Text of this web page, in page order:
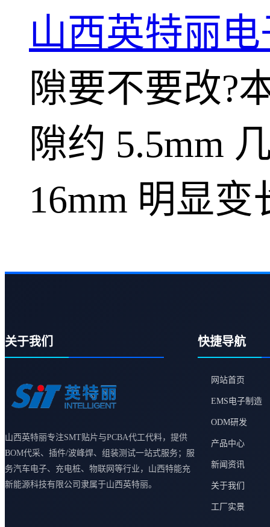
山西英特丽电
隙要不要改?
隙约 5.5mm
16mm 明显变
关于我们
山西英特丽专注SMT贴片与PCBA代工代料，提供
BOM代采、插件/波峰焊、组装测试一站式服务；服
务汽车电子、充电桩、物联网等行业，山西特能充
新能源科技有限公司隶属于山西英特丽。
快捷导航
网站首页
EMS电子制造
ODM研发
产品中心
新闻资讯
关于我们
工厂实景